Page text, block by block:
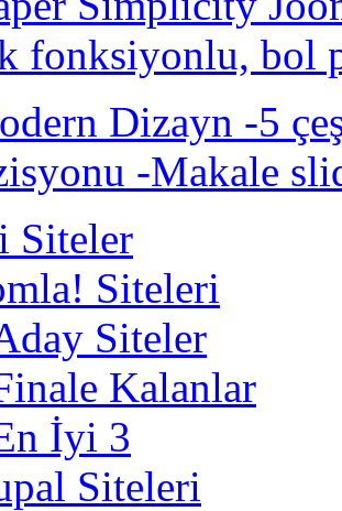
fonksiyonlu, bol
Dizayn -5
-Makale
Siteler
Siteleri
Siteler
Kalanlar
İyi 3
Siteleri